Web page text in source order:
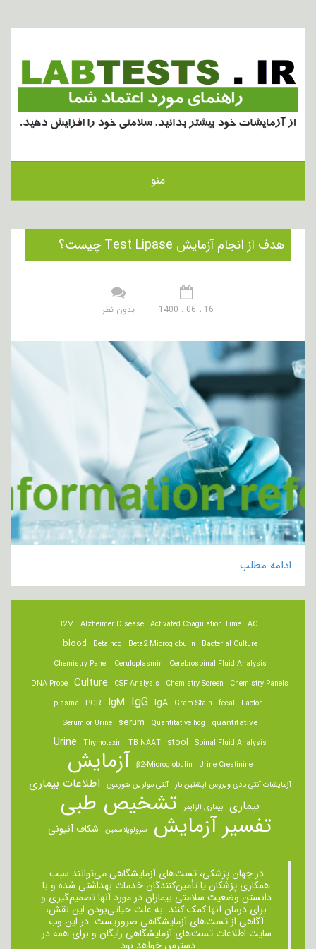
منو
هدف از انجام آزمایش Test Lipase چیست؟
16 ، 06 ، 1400 بدون نظر
ادامه مطلب
ACT
Activated Coagulation Time
Alzheimer Disease
B2M
Bacterial Culture
Beta2 Microglobulin
Beta hcg
blood
Cerebrospinal Fluid Analysis
Ceruloplasmin
Chemistry Panel
Chemistry Panels
Chemistry Screen
CSF Analysis
Culture
DNA Probe
Factor I
fecal
Gram Stain
IgA
IgG
IgM
PCR
plasma
quantitative
Quantitative hcg
serum
Serum or Urine
Spinal Fluid Analysis
stool
TB NAAT
Thymotaxin
Urine
Urine Creatinine
β2-Microglobulin آزمایش
آزمایشات آنتی بادی ویروس اپشتین بار آنتی مولرین هورمون اطلاعات بیماری
بیماری بیماری آلزایمر تشخیص طبی
تفسیر آزمایش سرولوپلاسمین شکاف آنیونی
در جهان پزشکی، تست‌های آزمایشگاهی می‌توانند سبب
همکاری پزشکان یا تأمین‌کنندگان خدمات بهداشتی شده و با
دانستن وضعیت سلامتی بیماران در مورد آنها تصمیم‌گیری و
برای درمان ‌آنها کمک کنند. به علت حیاتی‌بودن این نقش،
آگاهی از تست‌های آزمایشگاهی ضروریست. در این وب
سایت اطلاعات تست‌های آزمایشگاهی رایگان و برای همه در
دسترس خواهد بود.